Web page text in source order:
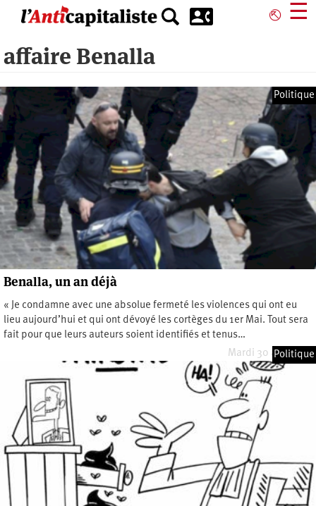
principal
⎋ ☰
affaire Benalla
Politique
Benalla, un an déjà
« Je condamne avec une absolue fermeté les violences qui ont eu
lieu aujourd’hui et qui ont dévoyé les cortèges du 1er Mai. Tout sera
fait pour que leurs auteurs soient identifiés et tenus…
Mardi 30 avril 2019
Politique